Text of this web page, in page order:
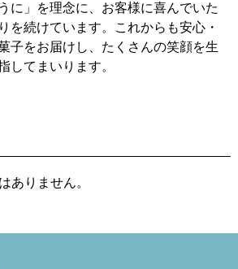
に」を理念に、お客様に喜んでいた
を続けています。これからも安心・
子をお届けし、たくさんの笑顔を生
してまいります。
ありません。